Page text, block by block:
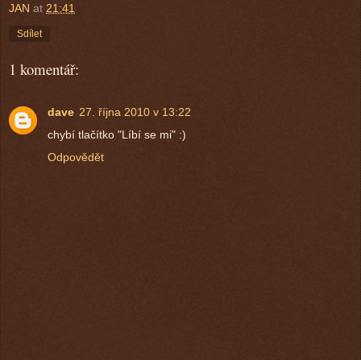
JAN at 21:41
Sdílet
1 komentář:
dave 27. října 2010 v 13:22
chybí tlačítko "Líbí se mi" :)
Odpovědět